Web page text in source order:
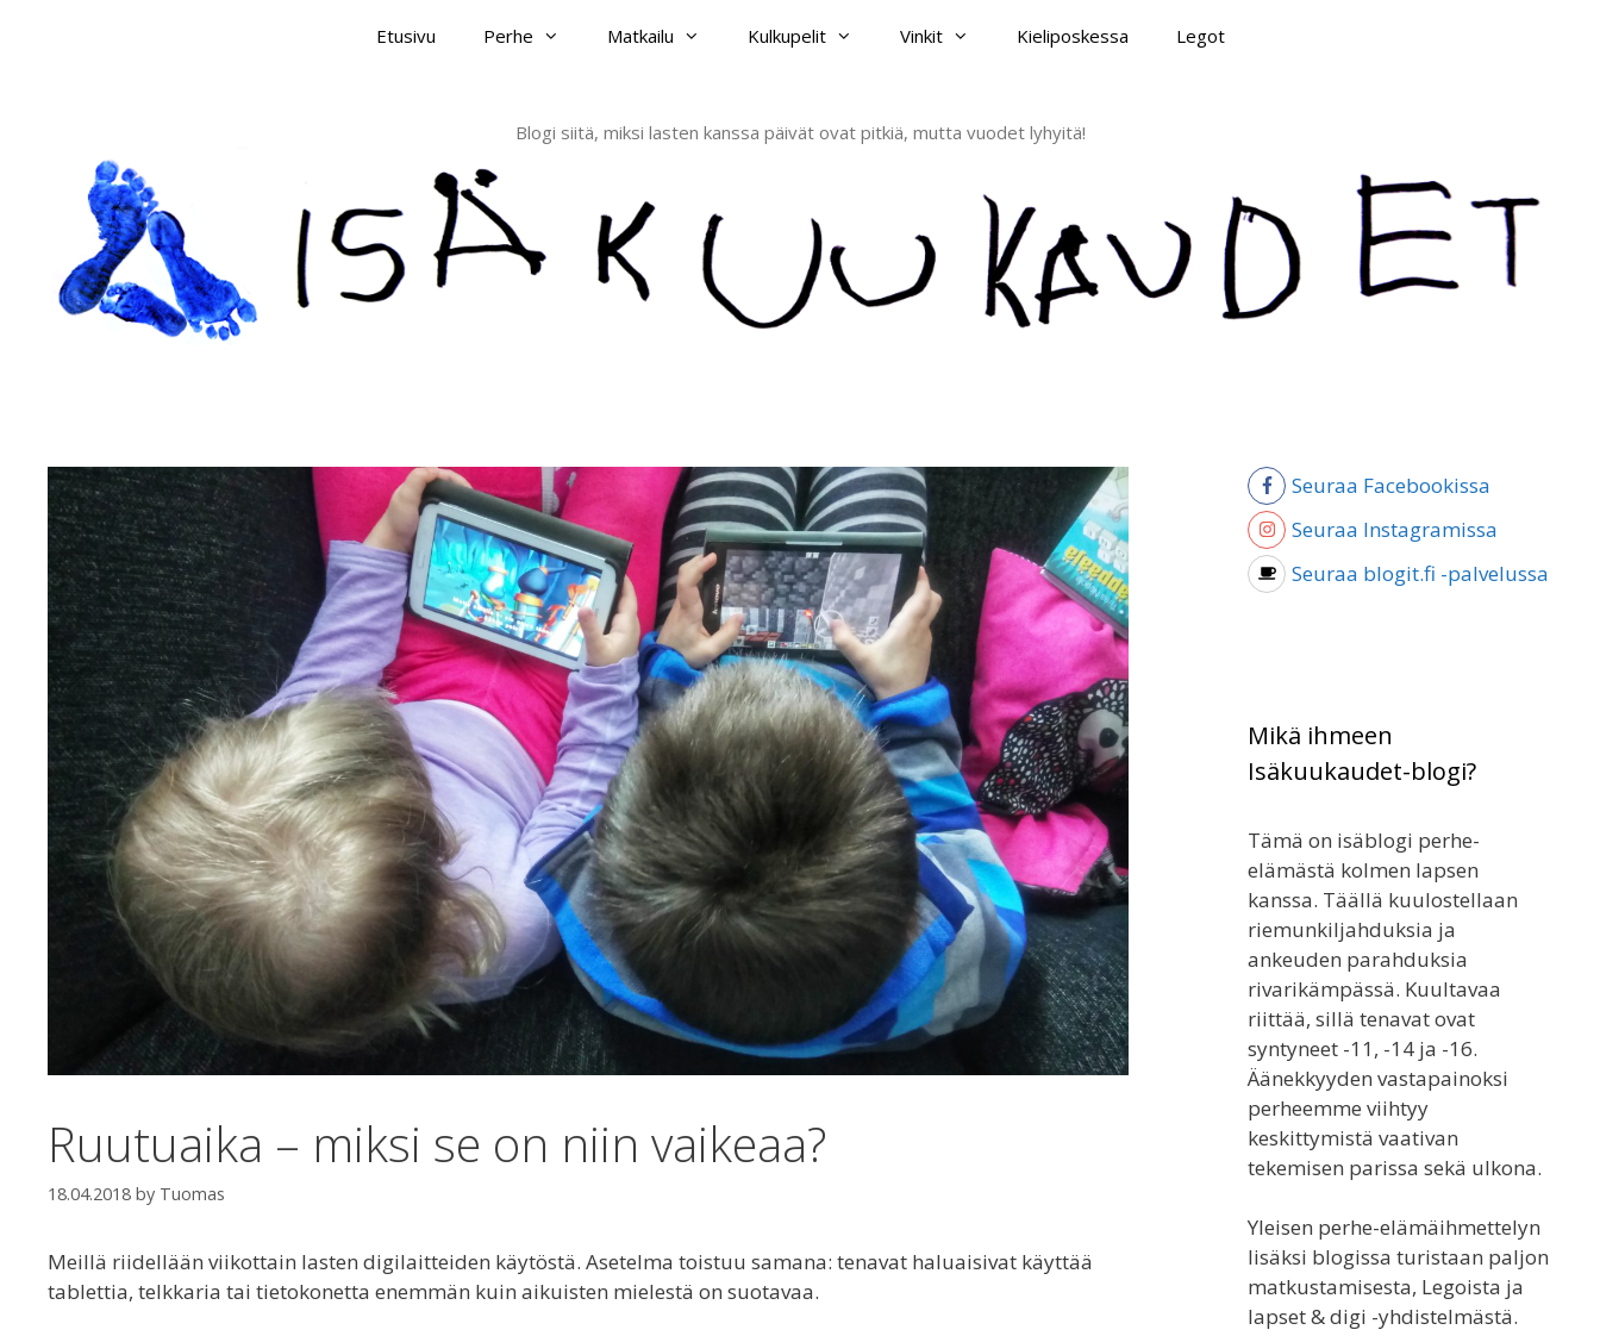
Etusivu Perhe Matkailu Kulkupelit Vinkit Kieliposkessa Legot
Blogi siitä, miksi lasten kanssa päivät ovat pitkiä, mutta vuodet lyhyitä!
Ruutuaika – miksi se on niin vaikeaa?
18.04.2018 by Tuomas
Meillä riidellään viikottain lasten digilaitteiden käytöstä. Asetelma toistuu samana: tenavat haluaisivat käyttää
tablettia, telkkaria tai tietokonetta enemmän kuin aikuisten mielestä on suotavaa.
Seuraa Facebookissa
Seuraa Instagramissa
Seuraa blogit.fi -palvelussa
Mikä ihmeen
Isäkuukaudet-blogi?
Tämä on isäblogi perhe-
elämästä kolmen lapsen
kanssa. Täällä kuulostellaan
riemunkiljahduksia ja
ankeuden parahduksia
rivarikämpässä. Kuultavaa
riittää, sillä tenavat ovat
syntyneet -11, -14 ja -16.
Äänekkyyden vastapainoksi
perheemme viihtyy
keskittymistä vaativan
tekemisen parissa sekä ulkona.
Yleisen perhe-elämäihmettelyn
lisäksi blogissa turistaan paljon
matkustamisesta, Legoista ja
lapset & digi -yhdistelmästä.